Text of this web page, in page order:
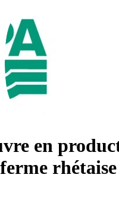
en